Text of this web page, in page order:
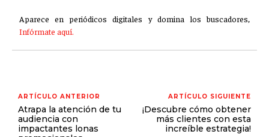
Aparece en periódicos digitales y domina los buscadores,
Infórmate aquí.
ARTÍCULO ANTERIOR
Atrapa la atención de tu
audiencia con
impactantes lonas
ARTÍCULO SIGUIENTE
¡Descubre cómo obtener
más clientes con esta
increíble estrategia!